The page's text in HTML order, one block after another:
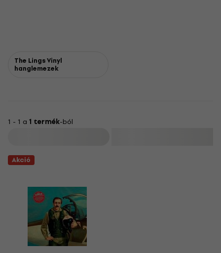
The Lings Vinyl
hanglemezek
1 - 1 a 1 termék-ból
Akció